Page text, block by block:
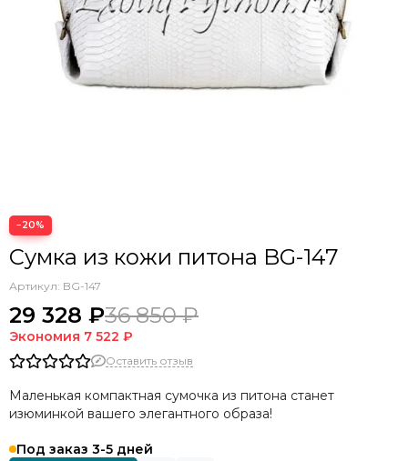
−20%
Сумка из кожи питона BG-147
Артикул: BG-147
29 328 ₽36 850 ₽
Экономия 7 522 ₽
Оставить отзыв
Маленькая компактная сумочка из питона станет
изюминкой вашего элегантного образа!
Под заказ 3-5 дней